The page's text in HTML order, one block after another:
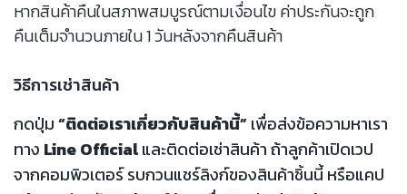
หากสินค้าคืนในสภาพสมบูรณ์ตามเงื่อนไข ค่าประกันจะถูก
คืนเต็มจำนวนภายใน 1 วันหลังจากคืนสินค้า
วิธีการเช่าสินค้า
กดปุ่ม“ติดต่อเราเกี่ยวกับสินค้านี้”เพื่อส่งข้อความหาเรา
ทาง Line Officialและติดต่อเช่าสินค้า ถ้าลูกค้าเปิดเวป
จากคอมพิวเตอร์ รบกวนแชร์ลิงก์ของสินค้าชิ้นนี้ หรือแคป